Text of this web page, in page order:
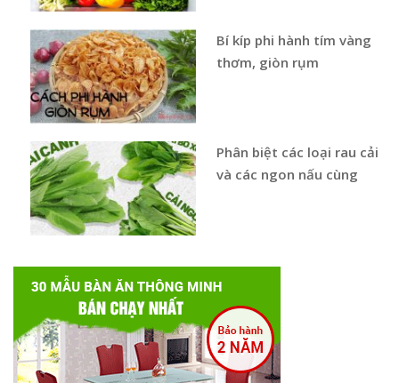
Bí kíp phi hành tím vàng
thơm, giòn rụm
Phân biệt các loại rau cải
và các ngon nấu cùng